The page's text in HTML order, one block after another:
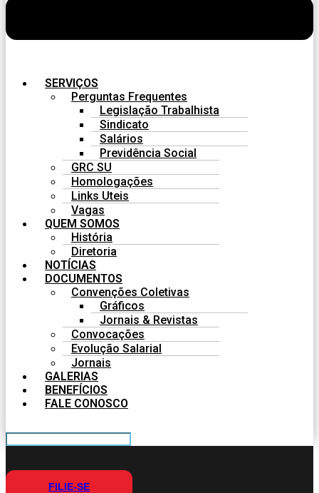
SERVIÇOS
Perguntas Frequentes
Legislação Trabalhista
Sindicato
Salários
Previdência Social
GRC SU
Homologações
Links Uteis
Vagas
QUEM SOMOS
História
Diretoria
NOTÍCIAS
DOCUMENTOS
Convenções Coletivas
Gráficos
Jornais & Revistas
Convocações
Evolução Salarial
Jornais
GALERIAS
BENEFÍCIOS
FALE CONOSCO
FILIE-SE